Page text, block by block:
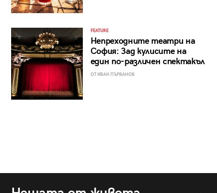
FEATURE
Непреходните театри на
София: Зад кулисите на
един по-различен спектакъл
ОТ ИВАН ПЪРВАНОВ